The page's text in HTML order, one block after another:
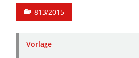
813/2015
Vorlage